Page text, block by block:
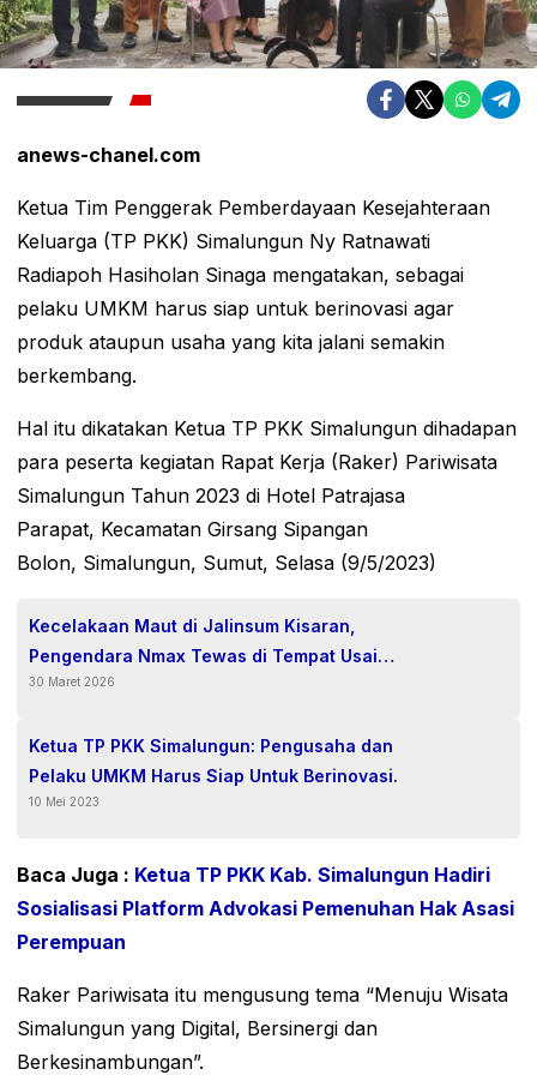
anews-chanel.com
Ketua Tim Penggerak Pemberdayaan Kesejahteraan
Keluarga (TP PKK) Simalungun Ny Ratnawati
Radiapoh Hasiholan Sinaga mengatakan, sebagai
pelaku UMKM harus siap untuk berinovasi agar
produk ataupun usaha yang kita jalani semakin
berkembang.
Hal itu dikatakan Ketua TP PKK Simalungun dihadapan
para peserta kegiatan Rapat Kerja (Raker) Pariwisata
Simalungun Tahun 2023 di Hotel Patrajasa
Parapat, Kecamatan Girsang Sipangan
Bolon, Simalungun, Sumut, Selasa (9/5/2023)
Kecelakaan Maut di Jalinsum Kisaran,
Pengendara Nmax Tewas di Tempat Usai
Tabrak Ertiga
30 Maret 2026
Ketua TP PKK Simalungun: Pengusaha dan
Pelaku UMKM Harus Siap Untuk Berinovasi.
10 Mei 2023
Baca Juga : Ketua TP PKK Kab. Simalungun Hadiri
Sosialisasi Platform Advokasi Pemenuhan Hak Asasi
Perempuan
Raker Pariwisata itu mengusung tema “Menuju Wisata
Simalungun yang Digital, Bersinergi dan
Berkesinambungan”.